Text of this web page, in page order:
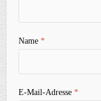
Name*
E-Mail-Adresse*